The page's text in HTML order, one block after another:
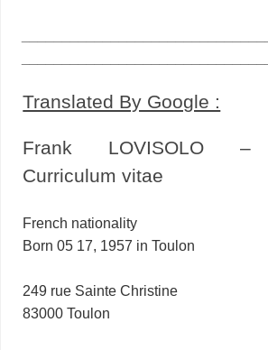
Translated By Google :
Frank LOVISOLO –
Curriculum vitae
French nationality
Born 05 17, 1957 in Toulon
249 rue Sainte Christine
83000 Toulon